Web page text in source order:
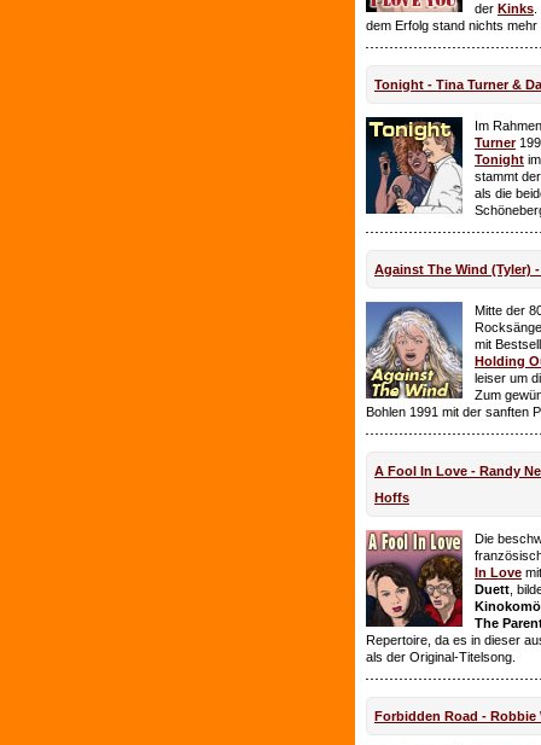
der Kinks
dem Erfolg stand nichts mehr
Tonight - Tina Turner &
Im
Turner
Tonight
stammt
als die
Against The Wind (Tyler)
Mitte der
mit
Holding
leiser um
Zum
Bohlen 1991 mit der sanften
A Fool In Love - Randy
Hoffs
Die
In Love
Duett ,
The
Repertoire, da es in dieser
als der Original-Titelsong.
Forbidden Road - Robbie